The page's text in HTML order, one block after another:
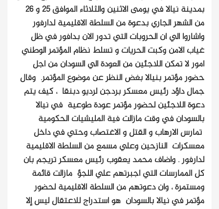
بمدينة نيالا في يومى الاثنين والثلاثاء الموافق 25 و 26
من الشهر الجاري بدعوة من السلطة الاقليمية لدارفور
واشاروا الي ان الحروبات التي تدور الان بدافور في ظل
غياب الامن وكبت الحريات و تسلط نظام المؤتمر الوطني
امور لا تمكن اللاجئين من العودة الي السودان من اجل
حضور مؤتمر بنيالا بغض النظر عن موضوع المؤتمر. وقال
جمال داؤد رئيس معسكر بردجن لرديو دبنقا ، كيف يتم
دعوة اللاجئين لحضور مؤتمر عودة طوعية في نيالا
بالسودان في وقت مازالت فية المليشيات الحكومية
تمارس الارهاب و القتل و الاغتصاب وحتي في داخل
معسكرات النازحين وعلي مسمع من السلطة الاقليمية
لدارفور . واضاف محمد يعقوب رئيس معسكر تريجم بان
كل الممارسات التي اجبرتهم علي اللجؤ مازالت قائمة
ومستمرة ، وان دعوتهم من السلطة الاقليمية لحضور
مؤتمر في نيالا بالسودان هو استدراج للاعتقال ليس إلا